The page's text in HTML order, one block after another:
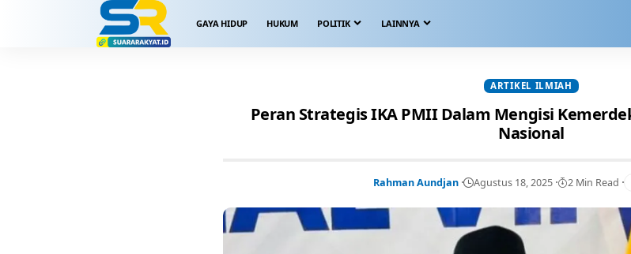
GAYA HIDUP HUKUM POLITIK LAINNYA
ARTIKEL ILMIAH
Peran Strategis IKA PMII Dalam Mengisi
Nasional
Rahman Aundjan Agustus 18, 2025 2 Min Read